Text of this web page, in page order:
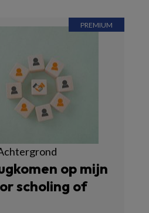
op mijn
scholing of